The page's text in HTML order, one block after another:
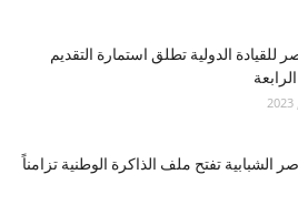
للقيادة الدولية تطلق استمارة التقديم
الشبابية تفتح ملف الذاكرة الوطنية تزامناً